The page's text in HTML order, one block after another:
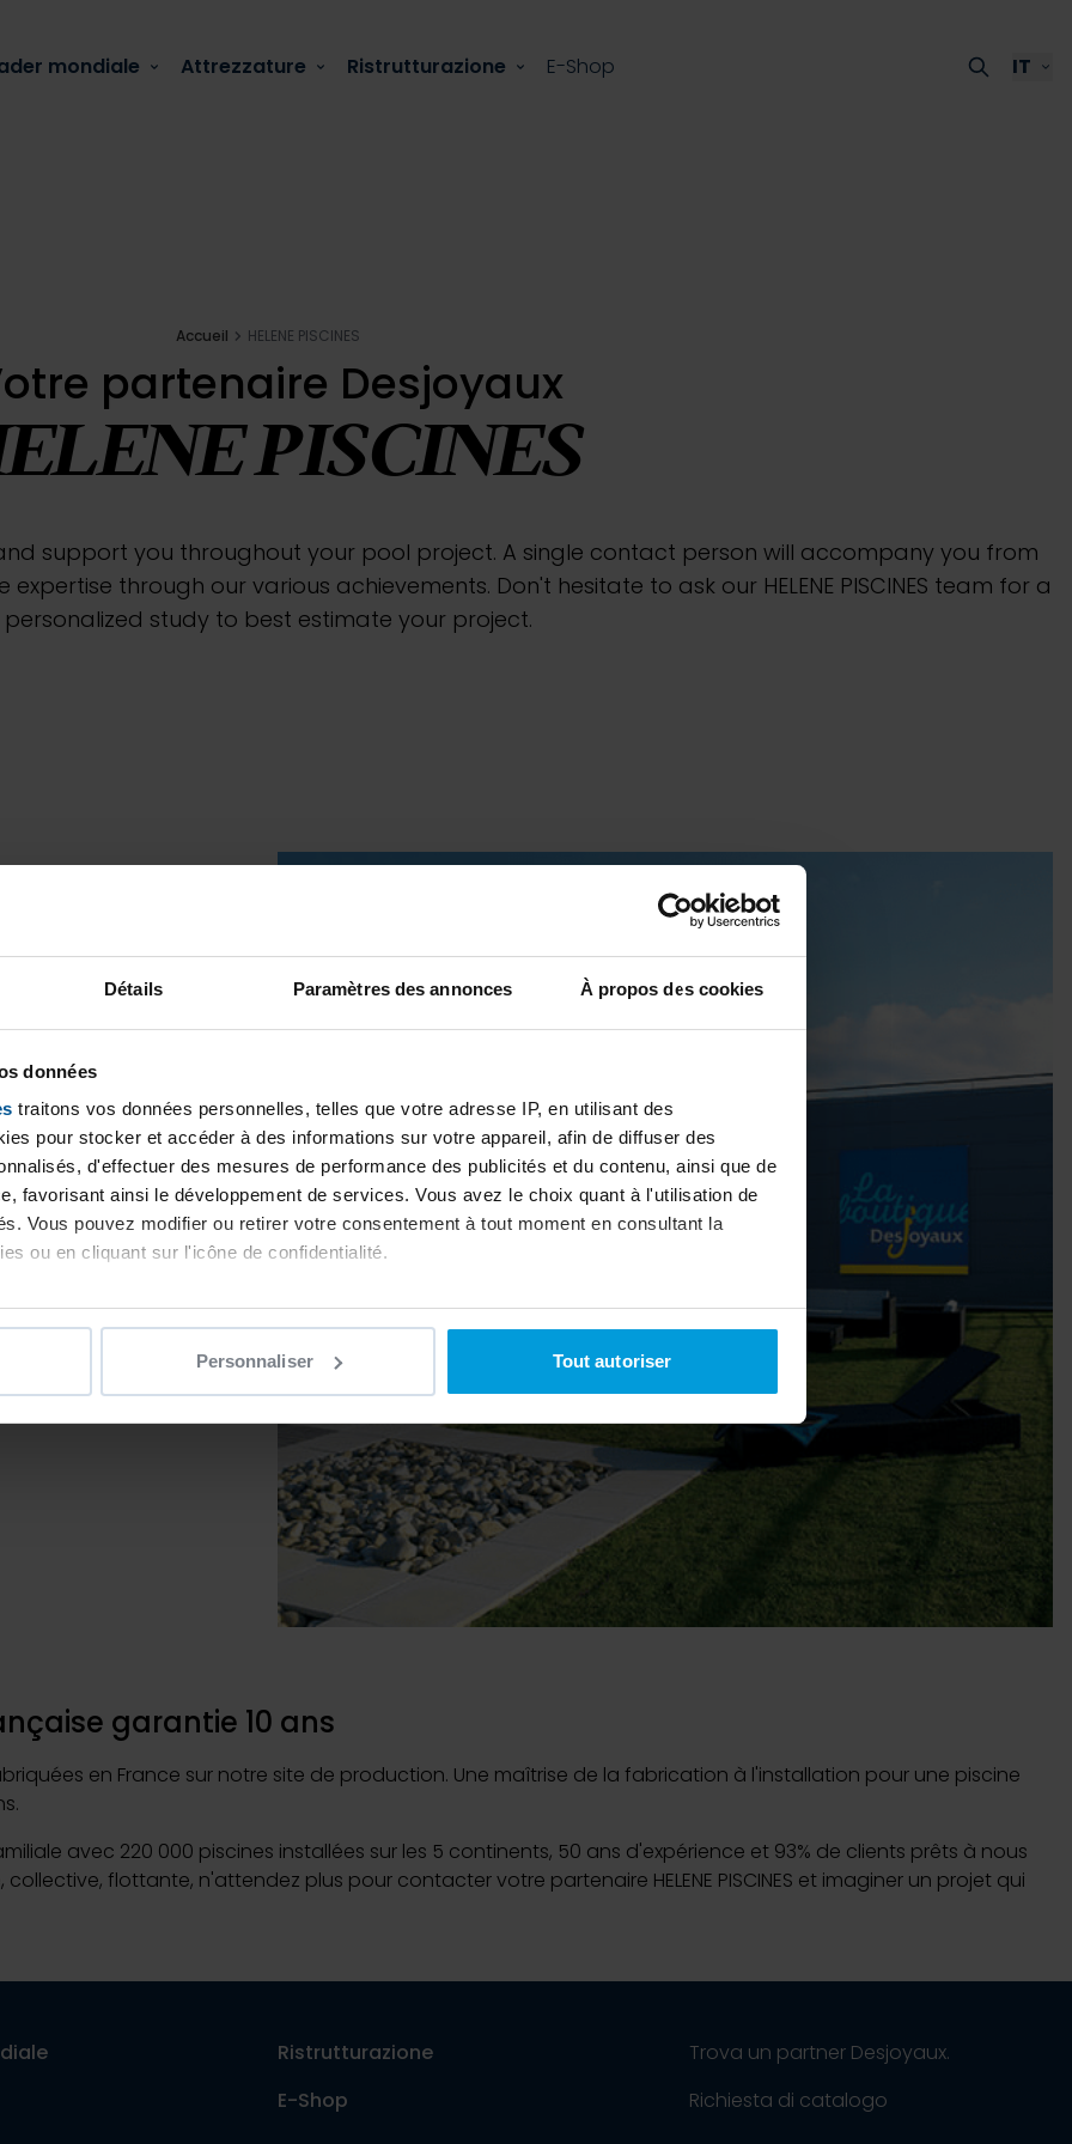
Détails Paramètres des annonces À propos des cookies
données
traitons vos données personnelles, telles que votre adresse IP, en utilisant des
pour stocker et accéder à des informations sur votre appareil, afin de diffuser des
d'effectuer des mesures de performance des publicités et du contenu, ainsi que de
favorisant ainsi le développement de services. Vous avez le choix quant à l'utilisation de
Vous pouvez modifier ou retirer votre consentement à tout moment en consultant la
ou en cliquant sur l'icône de confidentialité.
également :
l'analysant activement pour en relever les caractéristiques spécifiques (empreintes
de vos données personnelles et définir vos préférences, reportez-vous à la
ou retirer votre consentement à tout moment à partir de la déclaration sur les cookies.
personnaliser le contenu et les annonces, d'offrir des fonctionnalités relatives aux médias
Nous partageons également des informations sur l'utilisation de notre site avec nos
de publicité et d'analyse, qui peuvent combiner celles-ci avec d'autres informations que
ont collectées lors de votre utilisation de leurs services.
Personnaliser Tout autoriser
mondiale Attrezzature Ristrutturazione
Come Ripararla?
E-Shop IT
Accueil HELENE PISCINES
partenaire Desjoyaux
PISCINES
and support you throughout your pool project. A single contact person will accompany you from
through our various achievements. Don't hesitate to ask our HELENE PISCINES team for a
personalized study to best estimate your project.
garantie 10 ans
en France sur notre site de production. Une maîtrise de la fabrication à l'installation pour une piscine
avec 220 000 piscines installées sur les 5 continents, 50 ans d'expérience et 93% de clients prêts à nous
flottante, n'attendez plus pour contacter votre partenaire HELENE PISCINES et imaginer un projet qui
Ristrutturazione
E-Shop
Trova un partner Desjoyaux.
Richiesta di catalogo